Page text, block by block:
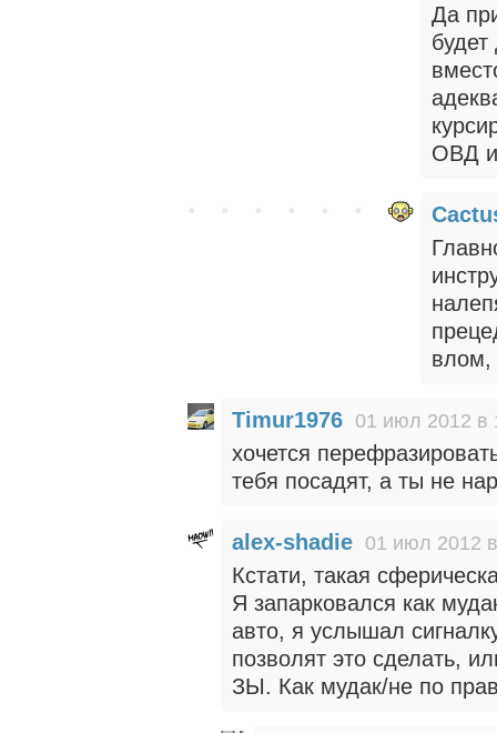
Да
ОВД и
влом,
Timur1976 01 июл 2012 в
хочется
тебя посадят, а ты не
alex-shadie 01 июл 2012
Кстати, такая
Я запарковался как
авто, я услышал
позволят это сделать,
ЗЫ. Как мудак/не по